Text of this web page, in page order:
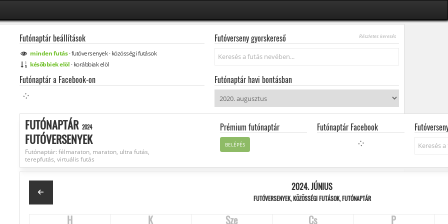
Futónaptár beállítások
mindenfutás·futóversenyek·közösségifutások
későbbiek elöl ·korábbiak elöl
Futónaptár a Facebook-on
FUTÓNAPTÁR 2024
FUTÓVERSENYEK
Futónaptár: félmaraton, maraton, ultra futás,
terepfutás, virtuális futás
Prémium futónaptár
BELÉPÉS
Futónaptár Facebook
Keresés...
2024. JÚNIUS
FUTÓVERSENYEK, KÖZÖSSÉGI FUTÁSOK, FUTÓNAPTÁR
H K Sze Cs
P
Futóverseny gyorskereső
Keresés...
Részletes keresés
Futónaptár havi bontásban